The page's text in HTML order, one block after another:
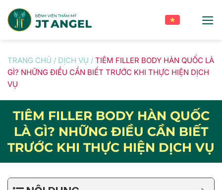
content
TRANG CHỦ / DỊCH VỤ / TIÊM FILLER BODY HÀN QUỐC LÀ
GÌ? NHỮNG ĐIỀU CẦN BIẾT TRƯỚC KHI THỰC HIỆN DỊCH
VỤ
TIÊM FILLER BODY HÀN QUỐC
LÀ GÌ? NHỮNG ĐIỀU CẦN BIẾT
TRƯỚC KHI THỰC HIỆN DỊCH VỤ